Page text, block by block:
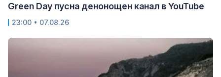
Green Day пусна денонощен канал в YouTube
23:00 • 07.08.26